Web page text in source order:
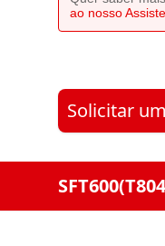
ao nosso
Solicitar